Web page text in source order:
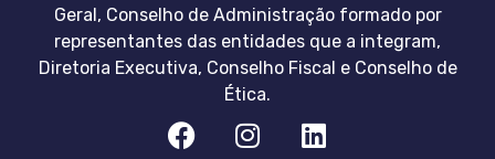
Geral, Conselho de Administração formado por
representantes das entidades que a integram,
Diretoria Executiva, Conselho Fiscal e Conselho de
Ética.